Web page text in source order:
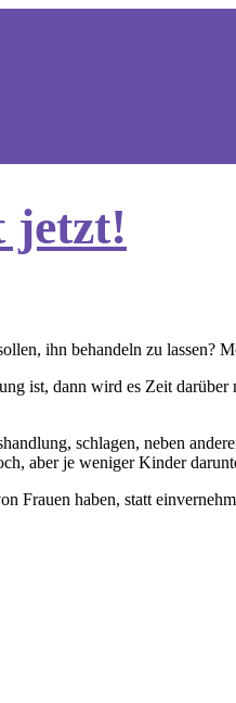
jetzt!
ihn behandeln zu lassen?
ist, dann wird es Zeit
schlagen, neben
aber je weniger Kinder
Frauen haben, statt